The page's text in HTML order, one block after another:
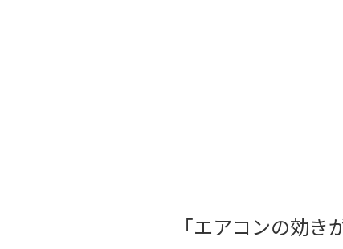
「エアコンの効